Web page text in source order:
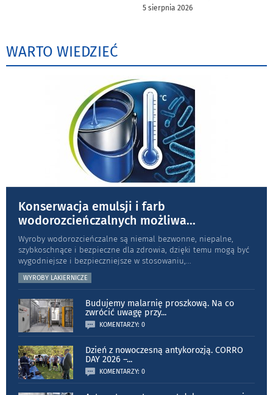
5 sierpnia 2026
WARTO WIEDZIEĆ
Konserwacja emulsji i farb
wodorozcieńczalnych możliwa...
Wyroby wodorozcieńczalne są niemal bezwonne, niepalne,
szybkoschnące i bezpieczne dla zdrowia, dzięki temu mogą być
wygodniejsze i bezpieczniejsze w stosowaniu,
WYROBY LAKIERNICZE
Budujemy malarnię proszkową. Na co
zwrócić uwagę przy...
KOMENTARZY: 0
Dzień z nowoczesną antykorozją. CORRO
DAY 2026 –...
KOMENTARZY: 0